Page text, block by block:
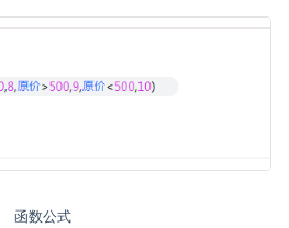
函数公式